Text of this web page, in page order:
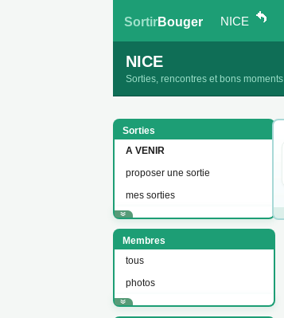
SortirBouger NICE
NICE
Sorties, rencontres et bons moments
Sorties
A VENIR
proposer une sortie
mes sorties
Membres
tous
photos